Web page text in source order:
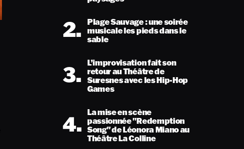
2. Plage Sauvage : une soirée
musicale les pieds dans le
sable
3. L’improvisation fait son
retour au Théâtre de
Suresnes avec les Hip-Hop
Games
4. La mise en scène
passionnée "Redemption
Song" de Léonora Miano au
Théâtre La Colline